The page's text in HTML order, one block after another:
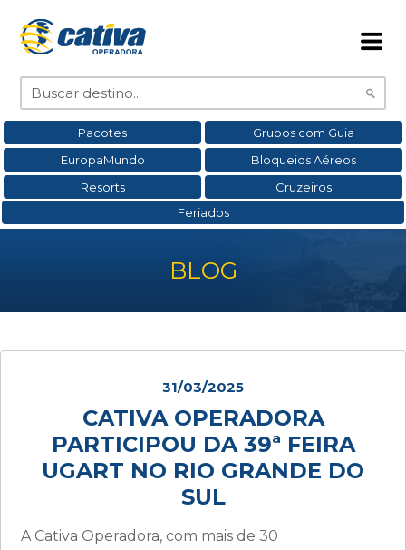
Pacotes
Grupos com Guia
EuropaMundo
Bloqueios Aéreos
Resorts
Cruzeiros
Feriados
BLOG
31/03/2025
CATIVA OPERADORA
PARTICIPOU DA 39ª FEIRA
UGART NO RIO GRANDE DO
SUL
A Cativa Operadora, com mais de 30